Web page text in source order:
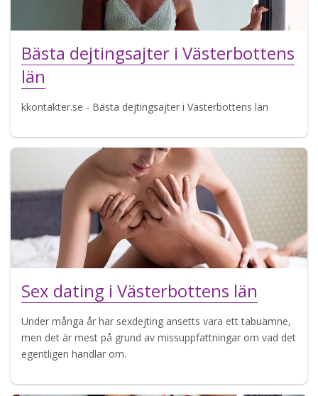
Bästa dejtingsajter i Västerbottens
län
kkontakter.se - Bästa dejtingsajter i Västerbottens län
Sex dating i Västerbottens län
Under många år har sexdejting ansetts vara ett tabuämne,
men det är mest på grund av missuppfattningar om vad det
egentligen handlar om.